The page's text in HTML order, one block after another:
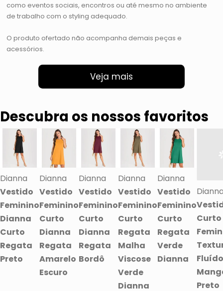
como eventos sociais, encontros ou até mesmo no ambiente
de trabalho com o styling adequado.
O produto ofertado não acompanha demais peças e
acessórios.
Veja mais
Descubra os nossos favoritos
Dianna
Vestido
Feminino
Dianna
Curto
Regata
Preto
Dianna
Vestido
Feminino
Curto
Dianna
Regata
Amarelo
Escuro
Dianna
Vestido
Feminino
Curto
Dianna
Regata
Bordô
Dianna
Vestido
Feminino
Curto
Regata
Malha
Viscose
Verde
Dianna
Dianna
Vestido
Feminino
Curto
Regata
Verde
Dianna
Curto
Preto